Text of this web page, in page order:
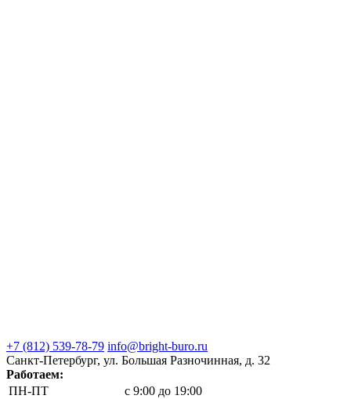
+7 (812) 539-78-79 info@bright-buro.ru
Санкт-Петербург, ул. Большая Разночинная, д. 32
Работаем:
ПН-ПТ
с 9:00 до 19:00